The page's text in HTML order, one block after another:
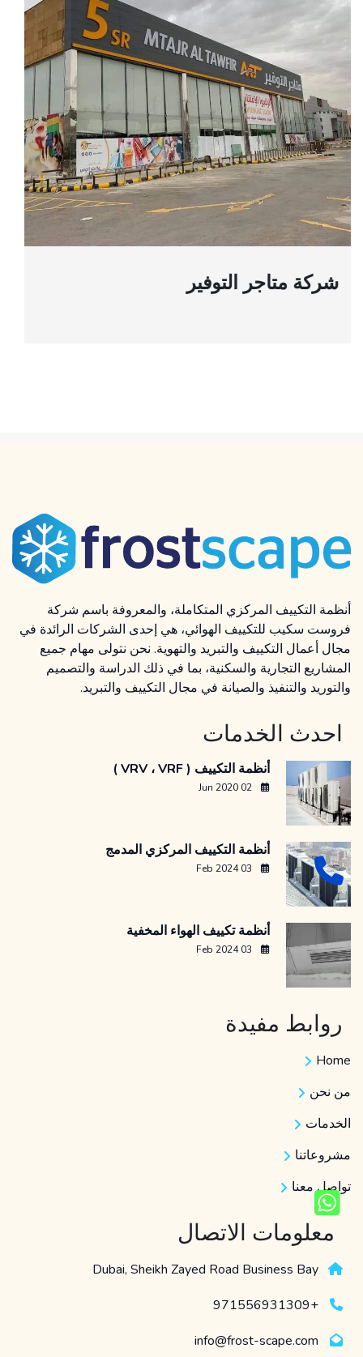
محطات باص ( النقل
أنظمة التكييف المركزي المتكاملة، والمعروفة باسم شركة
فروست سكيب للتكييف الهوائي، هي إحدى الشركات الرائدة في
مجال أعمال التكييف والتبريد والتهوية. نحن نتولى مهام جميع
المشاريع التجارية والسكنية، بما في ذلك الدراسة والتصميم
والتوريد والتنفيذ والصيانة في مجال التكييف والتبريد.
احدث الخدمات
أنظمة التكييف ( VRV ، VRF )
أنظمة التكييف المركزي المدمج
أنظمة تكييف الهواء المخفية
روابط مفيدة
Home
من نحن
الخدمات
مشروعاتنا
تواصل معنا
معلومات الاتصال
Dubai, Sheikh Zayed Road Business Bay
+971556931309
info@frost-scape.com